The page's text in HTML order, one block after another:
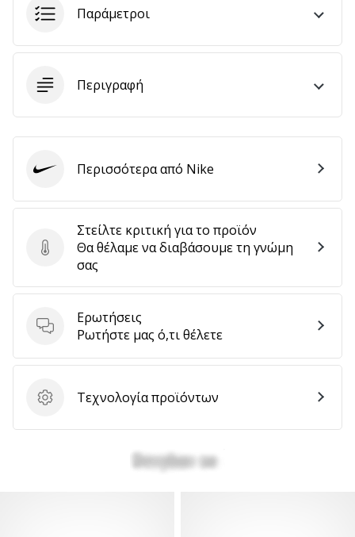
πρεσβευτής/
της
μας
όλων
άρθρων
Παράμετροι
Περιγραφή
Στείλτε κριτική για το προϊόν
Στείλτε κριτική για το προϊόν
Θα θέλαμε να διαβάσουμε τη γνώμη
σας
Ερωτήσεις
Ερωτήσεις
Ρωτήστε μας ό,τι θέλετε
Τεχνολογία προϊόντων
Τεχνολογία προϊόντων
Nike Περισσότερα από Nike